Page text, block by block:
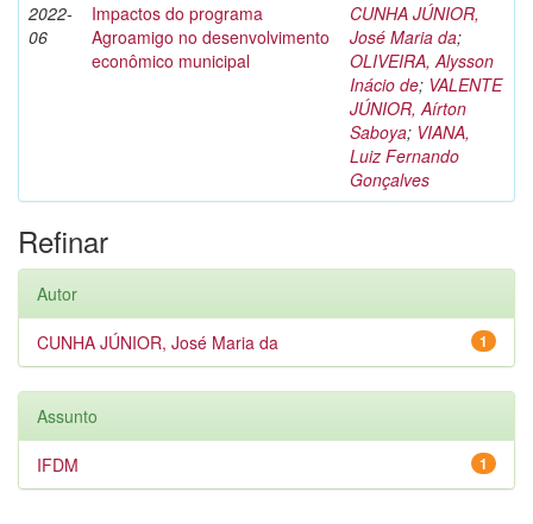
2022-
06
Impactos do programa
Agroamigo no desenvolvimento
econômico municipal
CUNHA JÚNIOR,
José Maria da;
OLIVEIRA, Alysson
Inácio de; VALENTE
JÚNIOR, Aírton
Saboya; VIANA,
Luiz Fernando
Gonçalves
Refinar
Autor
1
CUNHA JÚNIOR, José Maria da
Assunto
1
IFDM